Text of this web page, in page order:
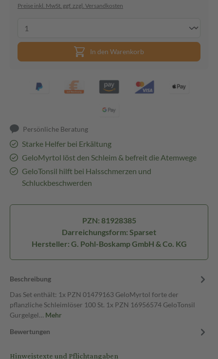
Preise inkl. MwSt. ggf. zzgl. Versandkosten
In den Warenkorb
Persönliche Beratung
Starke Helfer bei Erkältung
GeloMyrtol löst den Schleim & befreit die Atemwege
GeloTonsil hilft bei Halsschmerzen und
Schluckbeschwerden
PZN: 81928385
Darreichungsform: Sparset
Hersteller: G. Pohl-Boskamp GmbH & Co. KG
Beschreibung
Das Set enthält: 1x PZN 01479163 GeloMyrtol forte der
pflanzliche Schleimlöser 100 St. 1x PZN 16956574 GeloTonsil
Gurgelgel… Mehr
Bewertungen